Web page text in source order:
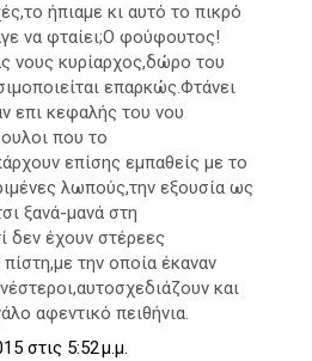
ήπιαμε κι αυτό το πικρό
να φταίει;Ο φούφουτος!
νους κυρίαρχος,δώρο του
επαρκώς.Φτάνει
επι κεφαλής του νου
που το
επίσης εμπαθείς με το
λωπούς,την εξουσία ως
ξανά-μανά στη
δεν έχουν στέρεες
την οποία έκαναν
και
αφεντικό πειθήνια.
στις 5:52 μ.μ.